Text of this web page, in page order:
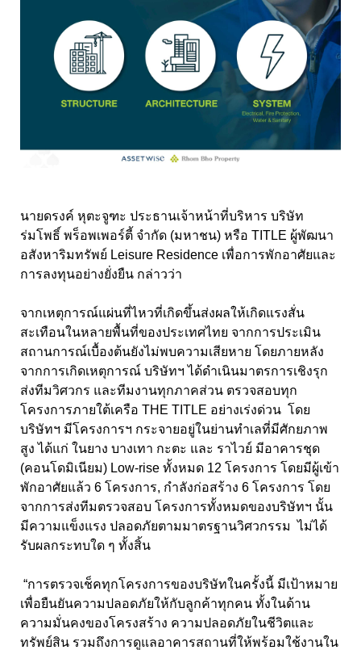
นายดรงค์ หุตะจูฑะ ประธานเจ้าหน้าที่บริหาร บริษัท
ร่มโพธิ์ พร็อพเพอร์ตี้ จำกัด (มหาชน) หรือ TITLE ผู้พัฒนา
อสังหาริมทรัพย์ Leisure Residence เพื่อการพักอาศัยและ
การลงทุนอย่างยั่งยืน กล่าวว่า
จากเหตุการณ์แผ่นที่ไหวที่เกิดขึ้นส่งผลให้เกิดแรงสั่น
สะเทือนในหลายพื้นที่ของประเทศไทย จากการประเมิน
สถานการณ์เบื้องต้นยังไม่พบความเสียหาย โดยภายหลัง
จากการเกิดเหตุการณ์ บริษัทฯ ได้ดำเนินมาตรการเชิงรุก
ส่งทีมวิศวกร และทีมงานทุกภาคส่วน ตรวจสอบทุก
โครงการภายใต้เครือ THE TITLE อย่างเร่งด่วน โดย
บริษัทฯ มีโครงการฯ กระจายอยู่ในย่านทำเลที่มีศักยภาพ
สูง ได้แก่ ในยาง บางเทา กะตะ และ ราไวย์ มีอาคารชุด
(คอนโดมิเนียม) Low-rise ทั้งหมด 12 โครงการ โดยมีผู้เข้า
พักอาศัยแล้ว 6 โครงการ, กำลังก่อสร้าง 6 โครงการ โดย
จากการส่งทีมตรวจสอบ โครงการทั้งหมดของบริษัทฯ นั้น
มีความแข็งแรง ปลอดภัยตามมาตรฐานวิศวกรรม ไม่ได้
รับผลกระทบใด ๆ ทั้งสิ้น
“การตรวจเช็คทุกโครงการของบริษัทในครั้งนี้ มีเป้าหมาย
เพื่อยืนยันความปลอดภัยให้กับลูกค้าทุกคน ทั้งในด้าน
ความมั่นคงของโครงสร้าง ความปลอดภัยในชีวิตและ
ทรัพย์สิน รวมถึงการดูแลอาคารสถานที่ให้พร้อมใช้งานใน